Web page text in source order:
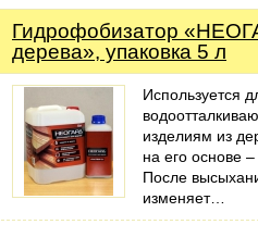
Гидрофобизатор
дерева», упаковка 5 л
Используется
изделиям из
на его основе
После
изменяет…